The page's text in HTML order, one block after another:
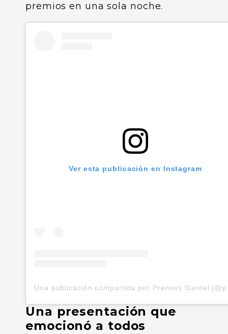
premios en una sola noche.
Ver esta publicación en Instagram
Una presentación que
emocionó a todos